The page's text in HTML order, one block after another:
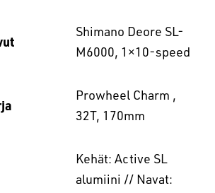
Shimano Deore SL-
M6000, 1×10-speed
Prowheel Charm ,
32T, 170mm
Kehät: Active SL
alumiini // Navat: